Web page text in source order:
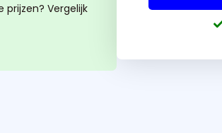
prijzen? Vergelijk